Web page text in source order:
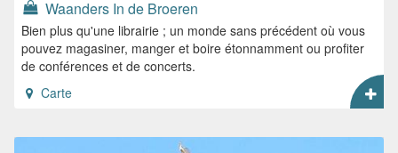
Waanders In de Broeren
Bien plus qu'une librairie ; un monde sans précédent où vous
pouvez magasiner, manger et boire étonnamment ou profiter
de conférences et de concerts.
Carte